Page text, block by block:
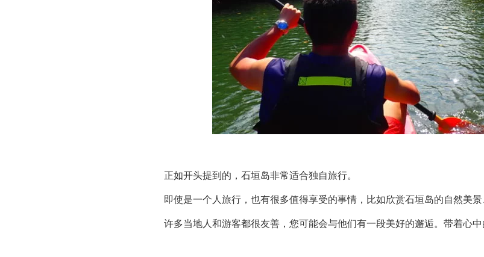
正如开头提到的，石垣岛非常适合独自旅行。
即使是一个人旅行，也有很多值得享受的事情，比如欣赏石垣岛的自然美景
许多当地人和游客都很友善，您可能会与他们有一段美好的邂逅。带着心